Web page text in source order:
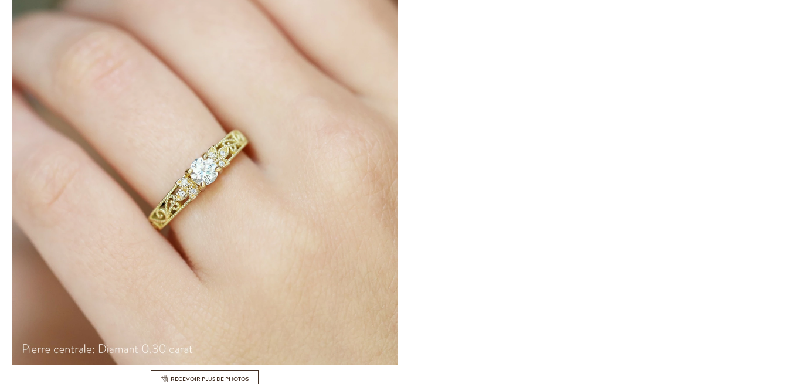
RECEVOIR PLUS DE PHOTOS